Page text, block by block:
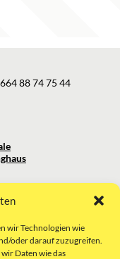
wir Technologien wie
oder darauf zuzugreifen.
Daten wie das
88 74 75 44